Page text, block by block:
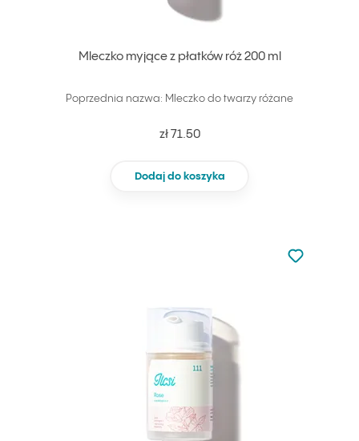
Mleczko myjące z płatków róż 200 ml
Poprzednia nazwa: Mleczko do twarzy różane
zł 71.50
Dodaj do koszyka
Nie dodano
Dodaj do